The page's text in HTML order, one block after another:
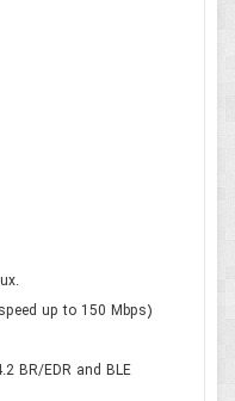
up to 150 Mbps)
BR/EDR and BLE